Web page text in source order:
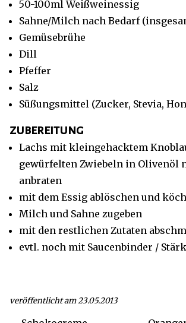
50-100ml Weißweinessig
Sahne/Milch nach Bedarf
Gemüsebrühe
Dill
Pfeffer
Salz
Süßungsmittel (Zucker, Stevia,
zubereitung
Lachs mit kleingehacktem
gewürfelten Zwiebeln in Olivenöl
anbraten
mit dem Essig ablöschen und
Milch und Sahne zugeben
mit den restlichen Zutaten
evtl. noch mit Saucenbinder /
veröffentlicht am 23.05.2013